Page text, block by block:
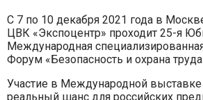
С 7 по 10 декабря 2021 года в
ЦВК «Экспоцентр» проходит 25-я
Международная
Форум «Безопасность и охрана
Участие в Международной
реальный шанс для российских